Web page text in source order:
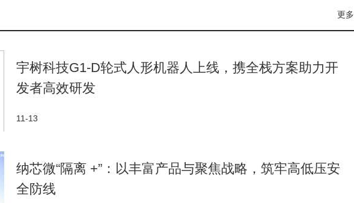
更多
宇树科技G1-D轮式人形机器人上线，携全栈方案助力开
发者高效研发
11-13
纳芯微“隔离 +”：以丰富产品与聚焦战略，筑牢高低压安
全防线